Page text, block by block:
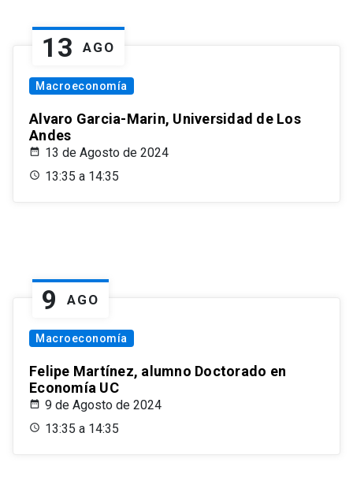
13 AGO
Macroeconomía
Alvaro Garcia-Marin, Universidad de Los
Andes
13 de Agosto de 2024
13:35 a 14:35
9 AGO
Macroeconomía
Felipe Martínez, alumno Doctorado en
Economía UC
9 de Agosto de 2024
13:35 a 14:35